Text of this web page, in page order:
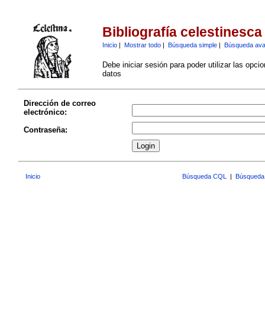
Bibliografía celestinesca
Inicio| Mostrar todo| Búsqueda simple| Búsqueda
Debe iniciar sesión para poder utilizar las
datos
Dirección de correo
electrónico:
Contraseña:
Inicio Búsqueda CQL |